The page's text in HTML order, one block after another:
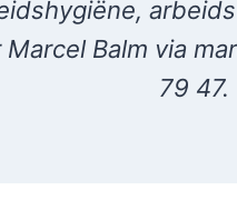
Balm via
79 47.